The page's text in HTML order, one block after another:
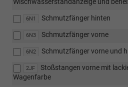
6N1 Schmutzfänger hinten
6N3 Schmutzfänger vorne
6N2 Schmutzfänger vorne und
2JF
Stoßstangen vorne mit
Wagenfarbe